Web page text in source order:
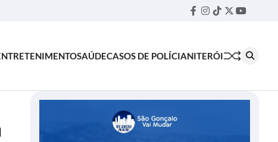
Facebook
Instagram
TikTok
TwitterYouTube
SAÚDECASOS DE POLÍCIANITERÓI